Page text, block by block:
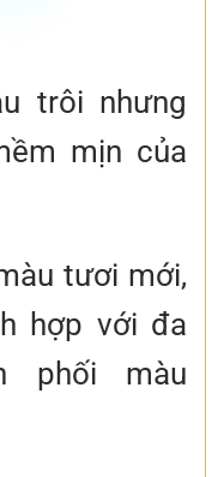
trôi nhưng
mịn của
tươi mới,
hợp với đa
phối màu